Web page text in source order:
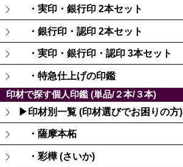
・実印・銀行印 2本セット
・銀行印・認印 2本セット
・実印・銀行印・認印 3本セット
・特急仕上げの印鑑
印材で探す個人印鑑 (単品/２本/３本)
▶印材別一覧 (印材選びでお困りの方)
・薩摩本柘
・彩樺 (さいか)